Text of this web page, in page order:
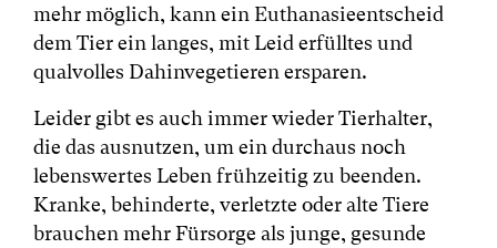
mehr möglich, kann ein Euthanasieentscheid
dem Tier ein langes, mit Leid erfülltes und
qualvolles Dahinvegetieren ersparen.
Leider gibt es auch immer wieder Tierhalter,
die das ausnutzen, um ein durchaus noch
lebenswertes Leben frühzeitig zu beenden.
Kranke, behinderte, verletzte oder alte Tiere
brauchen mehr Fürsorge als junge, gesunde